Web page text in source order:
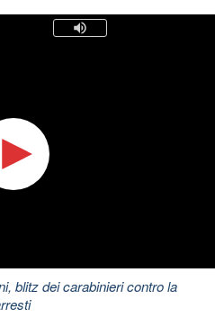
blitz dei carabinieri contro la